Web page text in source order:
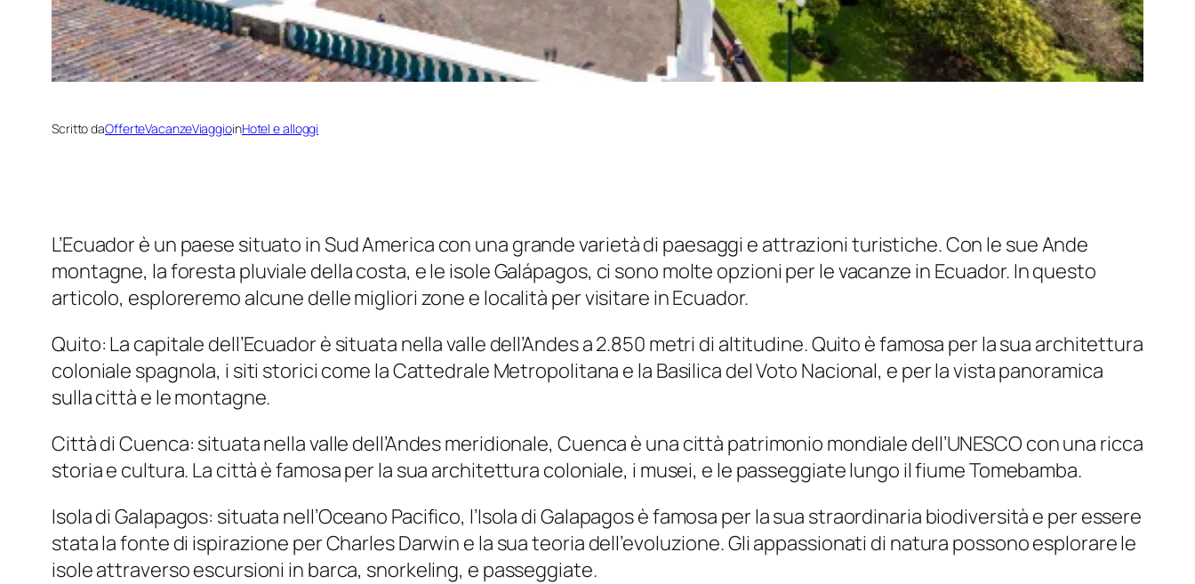
Scritto daOfferteVacanzeViaggioinHotel e alloggi
L’Ecuador è un paese situato in Sud America con una grande varietà di paesaggi e attrazioni turistiche. Con le sue Ande
montagne, la foresta pluviale della costa, e le isole Galápagos, ci sono molte opzioni per le vacanze in Ecuador. In questo
articolo, esploreremo alcune delle migliori zone e località per visitare in Ecuador.
Quito: La capitale dell’Ecuador è situata nella valle dell’Andes a 2.850 metri di altitudine. Quito è famosa per la sua architettura
coloniale spagnola, i siti storici come la Cattedrale Metropolitana e la Basilica del Voto Nacional, e per la vista panoramica
sulla città e le montagne.
Città di Cuenca: situata nella valle dell’Andes meridionale, Cuenca è una città patrimonio mondiale dell’UNESCO con una ricca
storia e cultura. La città è famosa per la sua architettura coloniale, i musei, e le passeggiate lungo il fiume Tomebamba.
Isola di Galapagos: situata nell’Oceano Pacifico, l’Isola di Galapagos è famosa per la sua straordinaria biodiversità e per essere
stata la fonte di ispirazione per Charles Darwin e la sua teoria dell’evoluzione. Gli appassionati di natura possono esplorare le
isole attraverso escursioni in barca, snorkeling, e passeggiate.